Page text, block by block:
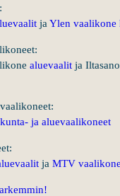
jaYlen vaalikone
aluevaalit ja
ja aluevaalikoneet
ja MTV